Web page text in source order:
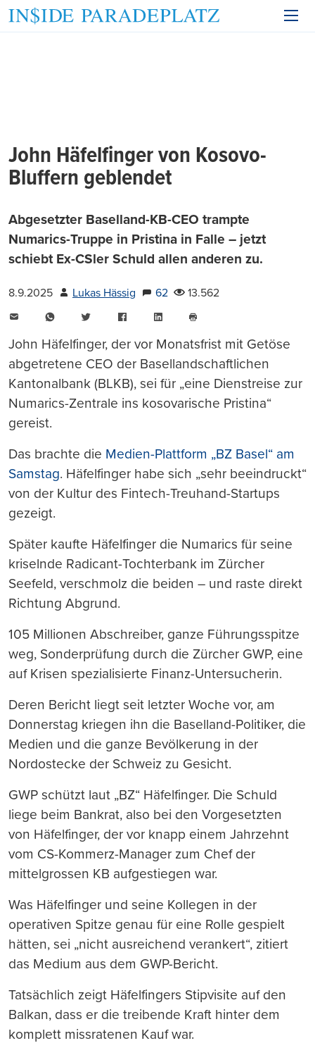
John Häfelfinger von Kosovo-
Bluffern geblendet
Abgesetzter Baselland-KB-CEO trampte
Numarics-Truppe in Pristina in Falle – jetzt
schiebt Ex-CSler Schuld allen anderen zu.
8.9.2025 Lukas Hässig 62
13.562
WhatsAppTwitter FacebookLinkedIn
drucken
John Häfelfinger, der vor Monatsfrist mit Getöse
abgetretene CEO der Basellandschaftlichen
Kantonalbank (BLKB), sei für „eine Dienstreise zur
Numarics-Zentrale ins kosovarische Pristina“
gereist.
Das brachte die Medien-Plattform „BZ Basel“ am
Samstag. Häfelfinger habe sich „sehr beeindruckt“
von der Kultur des Fintech-Treuhand-Startups
gezeigt.
Später kaufte Häfelfinger die Numarics für seine
kriselnde Radicant-Tochterbank im Zürcher
Seefeld, verschmolz die beiden – und raste direkt
Richtung Abgrund.
105 Millionen Abschreiber, ganze Führungsspitze
weg, Sonderprüfung durch die Zürcher GWP, eine
auf Krisen spezialisierte Finanz-Untersucherin.
Deren Bericht liegt seit letzter Woche vor, am
Donnerstag kriegen ihn die Baselland-Politiker, die
Medien und die ganze Bevölkerung in der
Nordostecke der Schweiz zu Gesicht.
GWP schützt laut „BZ“ Häfelfinger. Die Schuld
liege beim Bankrat, also bei den Vorgesetzten
von Häfelfinger, der vor knapp einem Jahrzehnt
vom CS-Kommerz-Manager zum Chef der
mittelgrossen KB aufgestiegen war.
Was Häfelfinger und seine Kollegen in der
operativen Spitze genau für eine Rolle gespielt
hätten, sei „nicht ausreichend verankert“, zitiert
das Medium aus dem GWP-Bericht.
Tatsächlich zeigt Häfelfingers Stipvisite auf den
Balkan, dass er die treibende Kraft hinter dem
komplett missratenen Kauf war.